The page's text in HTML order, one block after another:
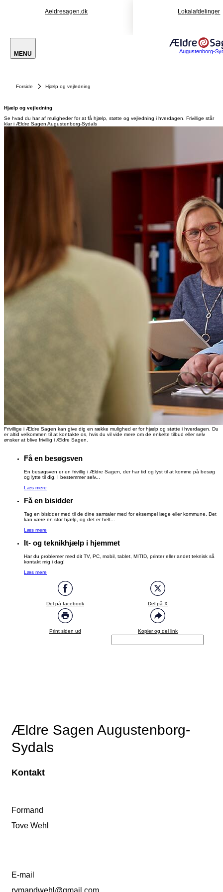
Aeldresagen.dk Lokalafdelinger
MENU Augustenborg-
Forside Hjælp og vejledning
Hjælp og vejledning
Se hvad du har af muligheder for at få hjælp, støtte og vejledning i hverdagen. Frivillige står
klar i Ældre Sagen Augustenborg-Sydals
Frivillige i Ældre Sagen kan give dig en række mulighed er for hjælp og støtte i hverdagen. Du
er altid velkommen til at kontakte os, hvis du vil vide mere om de enkelte tilbud eller selv
ønsker at blive frivillig i Ældre Sagen.
Få en besøgsven
En besøgsven er en frivillig i Ældre Sagen, der har tid og lyst til at komme på besøg
og lytte til dig. I bestemmer selv...
Læs mere
Få en bisidder
Tag en bisidder med til de dine samtaler med for eksempel læge eller kommune. Det
kan være en stor hjælp, og det er helt...
Læs mere
It- og teknikhjælp i hjemmet
Har du problemer med dit TV, PC, mobil, tablet, MITID, printer eller andet teknisk så
kontakt mig i dag!
Læs mere
Del på facebook Del på X
Print siden ud Kopier og del link
Ældre Sagen Augustenborg-
Sydals
Kontakt
Formand
Tove Wehl
E-mail
rymandwehl@gmail.com